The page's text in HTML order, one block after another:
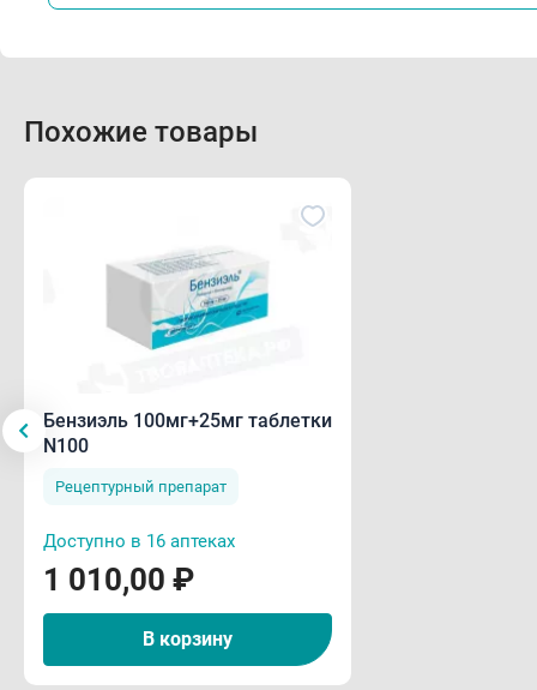
Похожие товары
Бензиэль 100мг+25мг таблетки
N100
Рецептурный препарат
Доступно в 16 аптеках
1 010,00 ₽
В корзину